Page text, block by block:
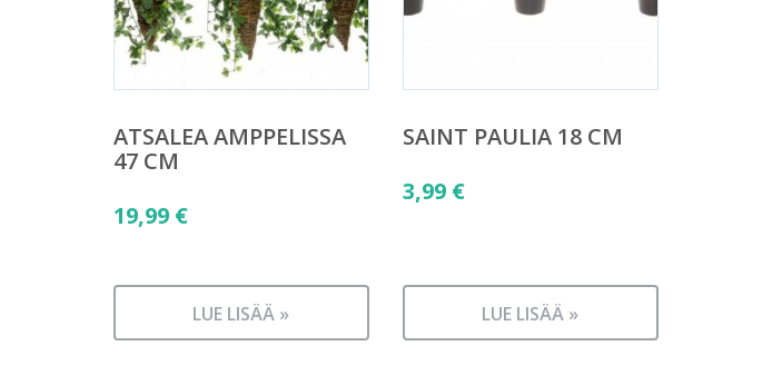
ATSALEA AMPPELISSA
47 CM
19,99 €
LUE LISÄÄ »
SAINT PAULIA 18 CM
3,99 €
LUE LISÄÄ »